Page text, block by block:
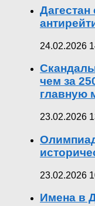
24.02.2026
чем за
главную
23.02.2026
23.02.2026
Имена в